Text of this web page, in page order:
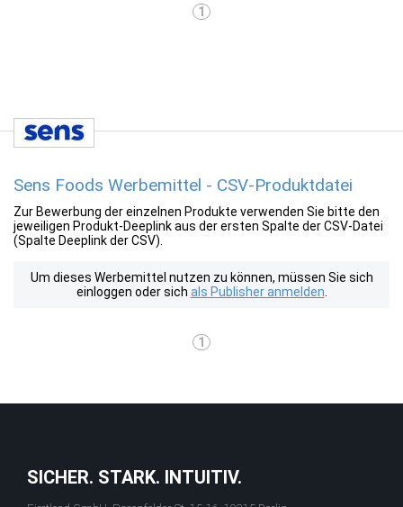
1
Sens Foods Werbemittel - CSV-Produktdatei
Zur Bewerbung der einzelnen Produkte verwenden Sie bitte den
jeweiligen Produkt-Deeplink aus der ersten Spalte der CSV-Datei
(Spalte Deeplink der CSV).
Um dieses Werbemittel nutzen zu können, müssen Sie sich
einloggen oder sich als Publisher anmelden
1
SICHER. STARK. INTUITIV.